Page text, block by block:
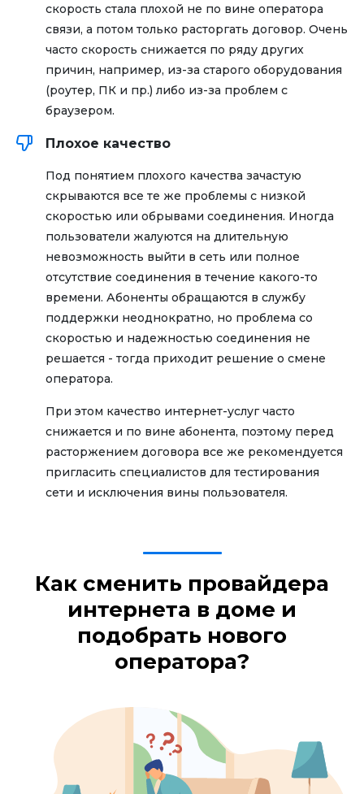
скорость стала плохой не по вине оператора
связи, а потом только расторгать договор. Очень
часто скорость снижается по ряду других
причин, например, из-за старого оборудования
(роутер, ПК и пр.) либо из-за проблем с
браузером.
Плохое качество
Под понятием плохого качества зачастую
скрываются все те же проблемы с низкой
скоростью или обрывами соединения. Иногда
пользователи жалуются на длительную
невозможность выйти в сеть или полное
отсутствие соединения в течение какого-то
времени. Абоненты обращаются в службу
поддержки неоднократно, но проблема со
скоростью и надежностью соединения не
решается - тогда приходит решение о смене
оператора.
При этом качество интернет-услуг часто
снижается и по вине абонента, поэтому перед
расторжением договора все же рекомендуется
пригласить специалистов для тестирования
сети и исключения вины пользователя.
Как сменить провайдера
интернета в доме и
подобрать нового
оператора?